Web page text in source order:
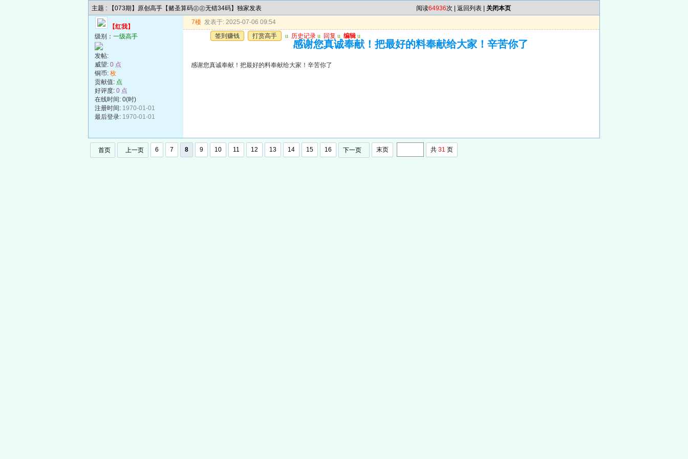
主题 : 【073期】原创高手【赌圣算码㊣㊣无错34码】独家发表 阅读64936次 | 返回列表 关闭本页
【红我】
级别： 一级高手
发帖:
威望: 0 点
铜币: 枚
贡献值: 点
好评度: 0 点
在线时间: 0(时)
注册时间: 1970-01-01
最后登录: 1970-01-01
7楼 发表于: 2025-07-06 09:54
签到赚钱
打赏高手 u 历史记录 u 回复 u 编辑 u
感谢您真诚奉献！把最好的料奉献给大家！辛苦你了
感谢您真诚奉献！把最好的料奉献给大家！辛苦你了
首页 上一页 6 7 8 9 10 11 12 13 14 15 16 下一页 末页 共 31 页